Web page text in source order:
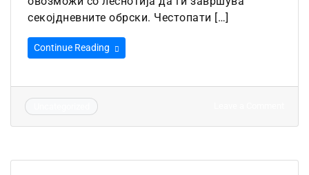
секојдневните обрски. Често­пати […]
Continue Reading